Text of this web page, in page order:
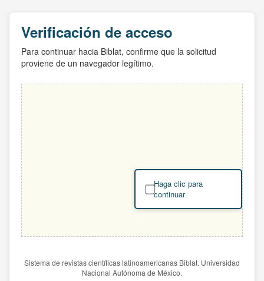
Verificación de acceso
Para continuar hacia Biblat, confirme que la solicitud
proviene de un navegador legítimo.
Haga clic para
continuar
Sistema de revistas científicas latinoamericanas Biblat. Universidad
Nacional Autónoma de México.